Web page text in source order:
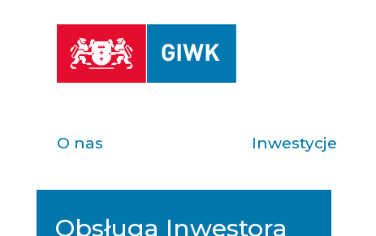
O nas Inwestycje
Obsługa Inwestora